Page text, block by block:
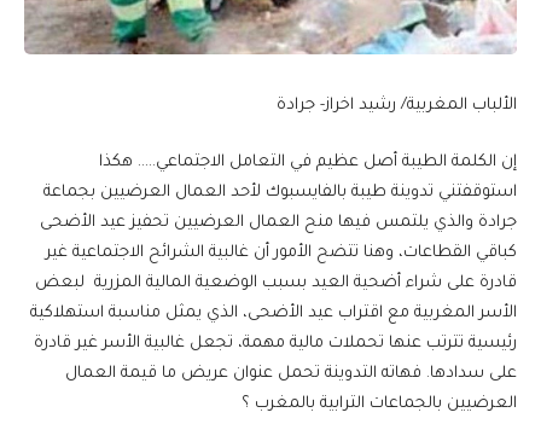
الألباب المغربية/ رشيد اخراز- جرادة
إن الكلمة الطيبة أصل عظيم في التعامل الاجتماعي….. هكذا
استوقفتني تدوينة طيبة بالفايسبوك لأحد العمال العرضيين بجماعة
جرادة والذي يلتمس فيها منح العمال العرضيين تحفيز عيد الأضحى
كباقي القطاعات، وهنا تتضح الأمور أن غالبية الشرائح الاجتماعية غير
قادرة على شراء أضحية العيد بسبب الوضعية المالية المزرية لبعض
الأسر المغربية مع اقتراب عيد الأضحى، الذي يمثل مناسبة استهلاكية
رئيسية تترتب عنها تحملات مالية مهمة، تجعل غالبية الأسر غير قادرة
على سدادها. فهاته التدوينة تحمل عنوان عريض ما قيمة العمال
العرضيين بالجماعات الترابية بالمغرب ؟